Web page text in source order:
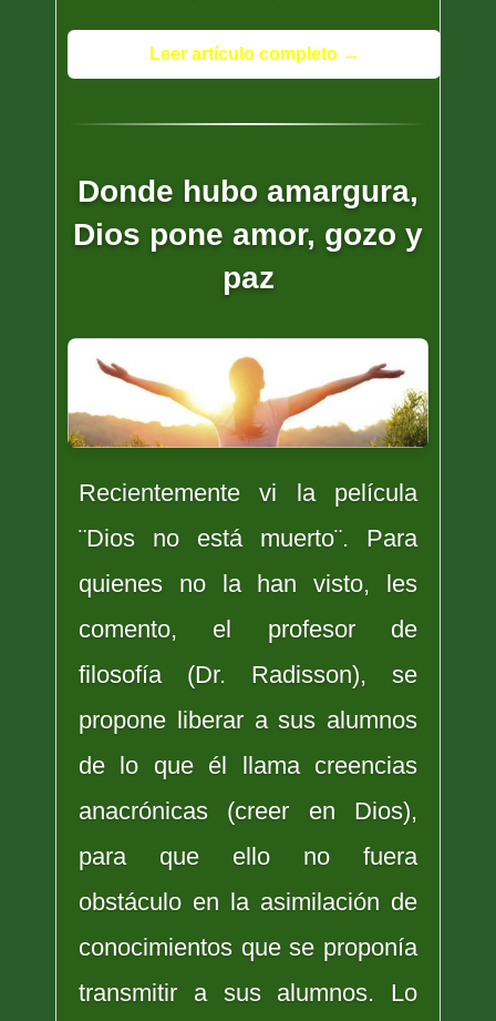
Leer artículo completo →
Donde hubo amargura,
Dios pone amor, gozo y
paz
Recientemente vi la película
¨Dios no está muerto¨. Para
quienes no la han visto, les
comento, el profesor de
filosofía (Dr. Radisson), se
propone liberar a sus alumnos
de lo que él llama creencias
anacrónicas (creer en Dios),
para que ello no fuera
obstáculo en la asimilación de
conocimientos que se proponía
transmitir a sus alumnos. Lo